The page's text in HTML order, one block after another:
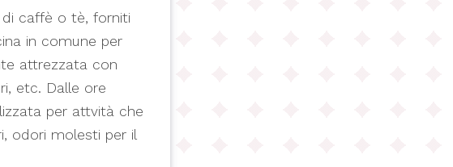
di caffè o tè, forniti
in comune per
attrezzata con
etc. Dalle ore
per attvità che
odori molesti per il